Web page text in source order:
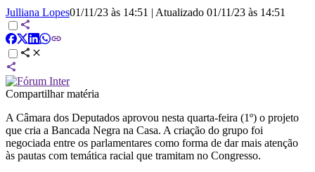
Julliana Lopes01/11/23 às 14:51 | Atualizado 01/11/23 às 14:51
Compartilhar matéria
A Câmara dos Deputados aprovou nesta quarta-feira (1º) o projeto
que cria a Bancada Negra na Casa. A criação do grupo foi
negociada entre os parlamentares como forma de dar mais atenção
às pautas com temática racial que tramitam no Congresso.